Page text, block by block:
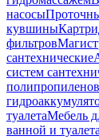
насосы
кувшины
фильтров
сантехнические
систем
туалетаМебель
ванной и туалета